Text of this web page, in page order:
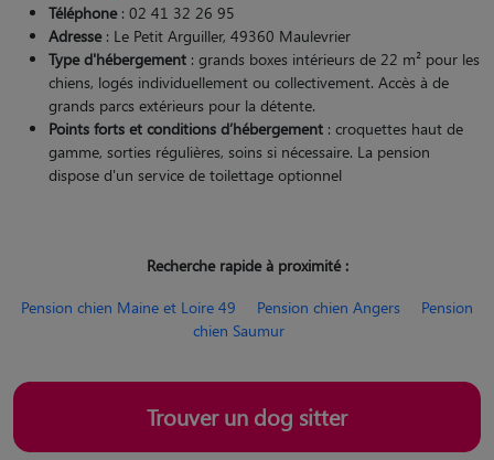
Téléphone: 02 41 32 26 95
Adresse: Le Petit Arguiller, 49360 Maulevrier
Type d'hébergement : grands boxes intérieurs de 22 m² pour les
chiens, logés individuellement ou collectivement. Accès à de
grands parcs extérieurs pour la détente.
Points forts et conditions d’hébergement : croquettes haut de
gamme, sorties régulières, soins si nécessaire. La pension
dispose d'un service de toilettage optionnel
Recherche rapide à proximité :
Pension chien Maine et Loire 49
Pension chien Angers
Pension
chien Saumur
Trouver un dog sitter